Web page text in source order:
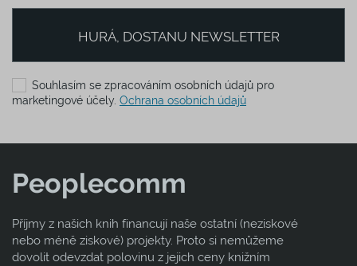
HURÁ, DOSTANU NEWSLETTER
Souhlasím se zpracováním osobních údajů pro
marketingové účely. Ochrana osobních údajů
Peoplecomm
Příjmy z našich knih financují naše ostatní (neziskové
nebo méně ziskové) projekty. Proto si nemůžeme
dovolit odevzdat polovinu z jejich ceny knižním